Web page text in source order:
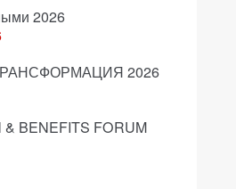
2026
2026
BENEFITS FORUM